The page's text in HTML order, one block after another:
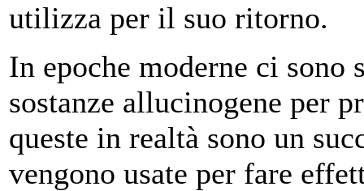
utilizza per il suo ritorno.
In epoche moderne ci sono
sostanze allucinogene per
queste in realtà sono un
vengono usate per fare